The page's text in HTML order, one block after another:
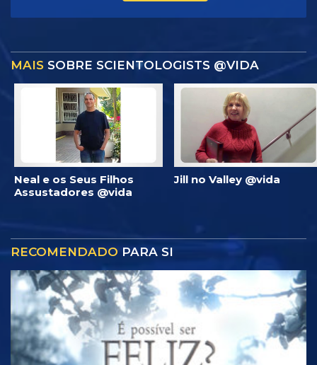
MAIS SOBRE SCIENTOLOGISTS @VIDA
Neal e os Seus Filhos
Assustadores @vida
Jill no Valley @vida
RECOMENDADO PARA SI